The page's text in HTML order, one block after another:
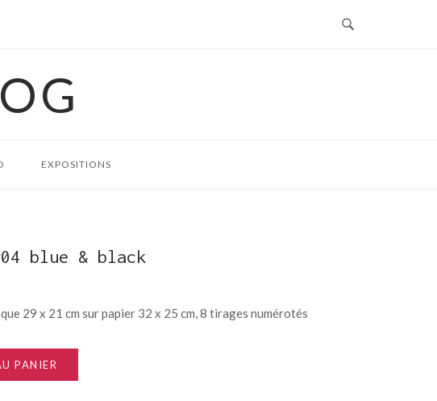
EXPOSITIONS
blue & black
29 x 21 cm sur papier 32 x 25 cm, 8 tirages numérotés
PANIER